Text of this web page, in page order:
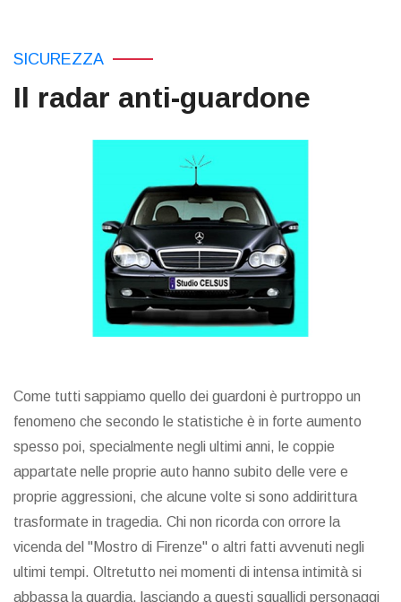
SICUREZZA
Il radar anti-guardone
Come tutti sappiamo quello dei guardoni è purtroppo un
fenomeno che secondo le statistiche è in forte aumento
spesso poi, specialmente negli ultimi anni, le coppie
appartate nelle proprie auto hanno subito delle vere e
proprie aggressioni, che alcune volte si sono addirittura
trasformate in tragedia. Chi non ricorda con orrore la
vicenda del "Mostro di Firenze" o altri fatti avvenuti negli
ultimi tempi. Oltretutto nei momenti di intensa intimità si
abbassa la guardia, lasciando a questi squallidi personaggi